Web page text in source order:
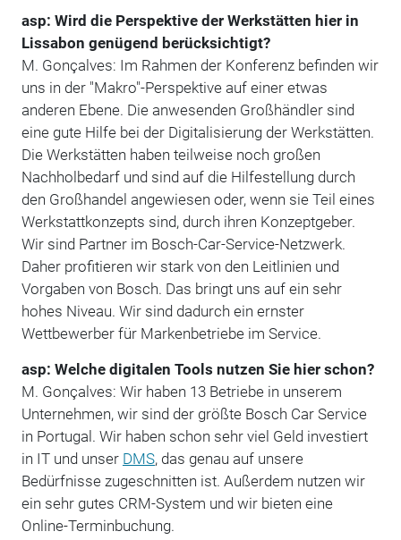
asp: Wird die Perspektive der Werkstätten hier in
Lissabon genügend berücksichtigt?
M. Gonçalves: Im Rahmen der Konferenz befinden wir
uns in der "Ma­kro"-Perspektive auf einer etwas
anderen Ebene. Die anwesenden Großhändler sind
eine gute Hilfe bei der Digitalisierung der Werkstätten.
Die Werkstätten haben teilweise noch großen
Nachholbedarf und sind auf die Hilfestellung durch
den Großhandel angewiesen oder, wenn sie Teil eines
Werkstattkonzepts sind, durch ihren Konzeptgeber.
Wir sind Partner im Bosch-Car-Service-Netzwerk.
Daher profitieren wir stark von den Leitlinien und
Vorgaben von Bosch. Das bringt uns auf ein sehr
hohes Niveau. Wir sind dadurch ein ernster
Wettbewerber für Markenbetriebe im Service.
asp: Welche digitalen Tools nutzen Sie hier schon?
M. Gonçalves: Wir haben 13 Betriebe in unserem
Unternehmen, wir sind der größte Bosch Car Service
in Portugal. Wir haben schon sehr viel Geld investiert
in IT und unser DMS, das genau auf unsere
Bedürfnisse zugeschnitten ist. Außerdem nutzen wir
ein sehr gutes CRM-System und wir bieten eine
Online-Terminbuchung.